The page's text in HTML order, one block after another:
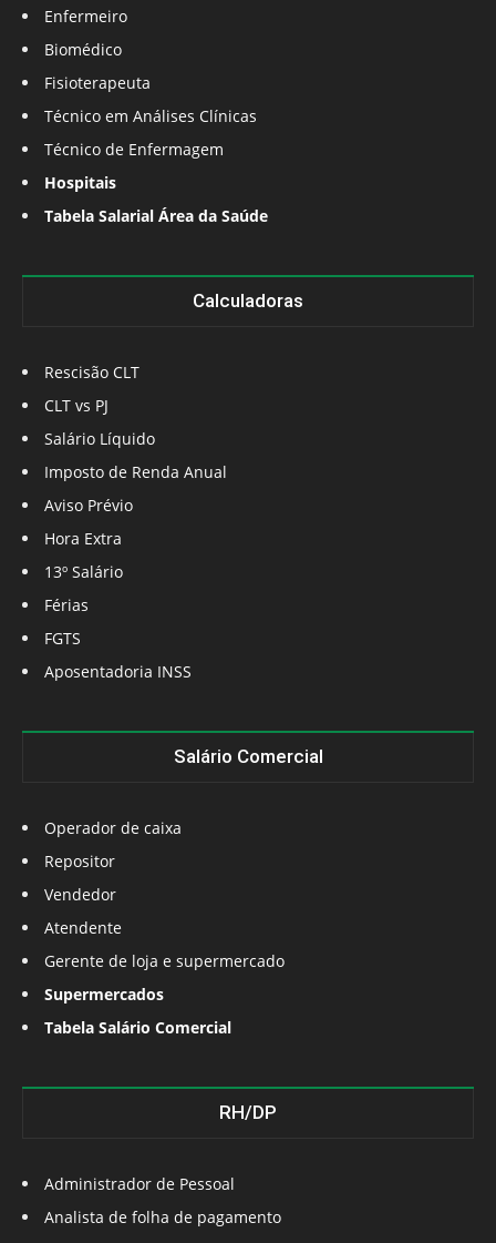
Enfermeiro
Biomédico
Fisioterapeuta
Técnico em Análises Clínicas
Técnico de Enfermagem
Hospitais
Tabela Salarial Área da Saúde
Calculadoras
Rescisão CLT
CLT vs PJ
Salário Líquido
Imposto de Renda Anual
Aviso Prévio
Hora Extra
13º Salário
Férias
FGTS
Aposentadoria INSS
Salário Comercial
Operador de caixa
Repositor
Vendedor
Atendente
Gerente de loja e supermercado
Supermercados
Tabela Salário Comercial
RH/DP
Administrador de Pessoal
Analista de folha de pagamento